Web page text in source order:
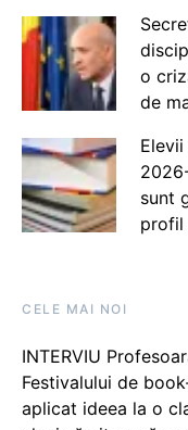
o
de
sunt
profil
CELE MAI NOI
INTERVIU
Festivalului de
aplicat ideea la o